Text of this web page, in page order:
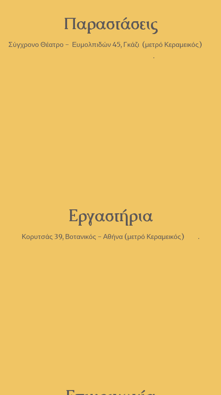
Παραστάσεις
Σύγχρονο Θέατρο - Ευμολπιδών 45, Γκάζι (μετρό Κεραμεικός)
.
Εργαστήρια
Κορυτσάς 39, Βοτανικός - Αθήνα (μετρό Κεραμεικός) .